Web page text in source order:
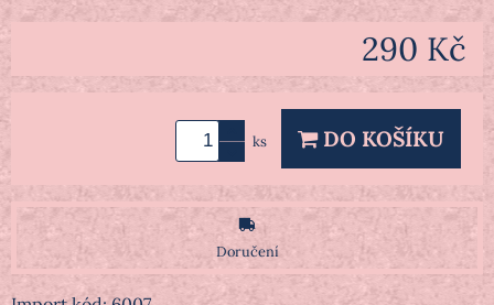
290 Kč
ks DO KOŠÍKU
Doručení